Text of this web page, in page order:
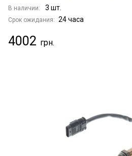
В наличии: 3 шт.
Срок ожидания: 24 часа
4002